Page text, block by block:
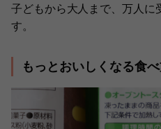
子どもから大人まで、万人に
す。
もっとおいしくなる食べ